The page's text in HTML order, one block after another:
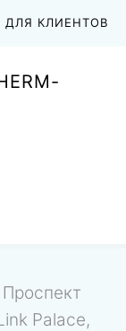
ДЛЯ КЛИЕНТОВ
Palace,